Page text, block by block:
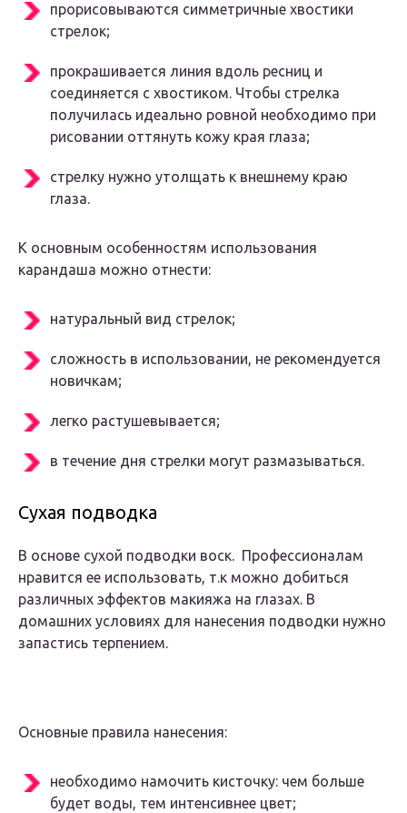
прорисовываются симметричные хвостики
стрелок;
прокрашивается линия вдоль ресниц и
соединяется с хвостиком. Чтобы стрелка
получилась идеально ровной необходимо при
рисовании оттянуть кожу края глаза;
стрелку нужно утолщать к внешнему краю
глаза.
К основным особенностям использования
карандаша можно отнести:
натуральный вид стрелок;
сложность в использовании, не рекомендуется
новичкам;
легко растушевывается;
в течение дня стрелки могут размазываться.
Сухая подводка
В основе сухой подводки воск. Профессионалам
нравится ее использовать, т.к можно добиться
различных эффектов макияжа на глазах. В
домашних условиях для нанесения подводки нужно
запастись терпением.
Основные правила нанесения:
необходимо намочить кисточку: чем больше
будет воды, тем интенсивнее цвет;